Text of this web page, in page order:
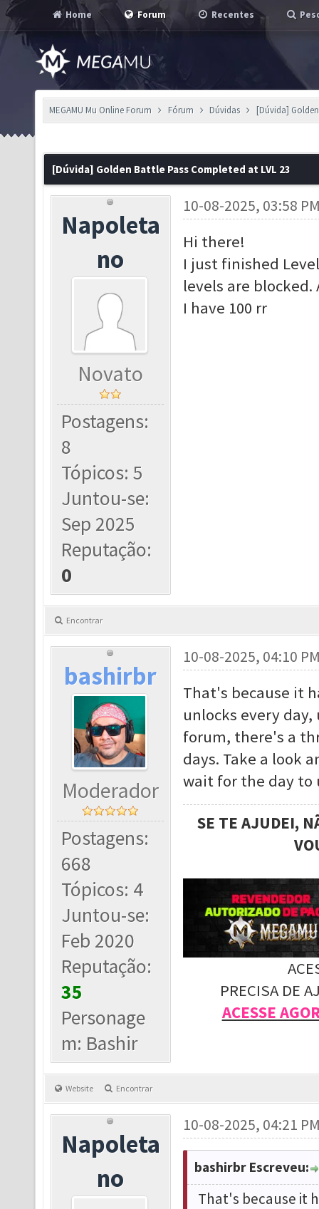
Home Forum Recentes
MEGAMU Mu Online Forum Fórum Dúvidas [Dúvida]
[Dúvida] Golden Battle Pass Completed at LVL 23
Napoleta
no
Novato
Postagens:
8
Tópicos: 5
Juntou-se:
Sep 2025
Reputação:
0
10-08-2025, 03:58
Hi there!
I just finished
levels are blocked.
I have 100 rr
Encontrar
bashirbr
Moderador
Postagens:
668
Tópicos: 4
Juntou-se:
Feb 2020
Reputação:
35
Personage
m: Bashir
10-08-2025, 04:10
That's because it
unlocks every
forum, there's a
days. Take a look
wait for the day to
SE TE AJUDEI,
PRECISA DE
ACESSE
Website Encontrar
Napoleta
no
10-08-2025, 04:21
bashirbr Escreveu:
That's because it